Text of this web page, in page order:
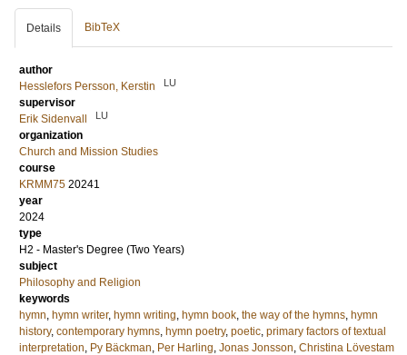
Details BibTeX
author
Hesslefors Persson, Kerstin
LU
supervisor
Erik Sidenvall
LU
organization
Church and Mission Studies
course
KRMM75 20241
year
2024
type
H2 - Master's Degree (Two Years)
subject
Philosophy and Religion
keywords
hymn hymn writer, hymn writing hymn book the way of the hymns hymn
history, contemporary hymns hymn poetry, poetic primary factors of textual
interpretation Py Bäckman Per Harling Jonas Jonsson Christina Lövestam